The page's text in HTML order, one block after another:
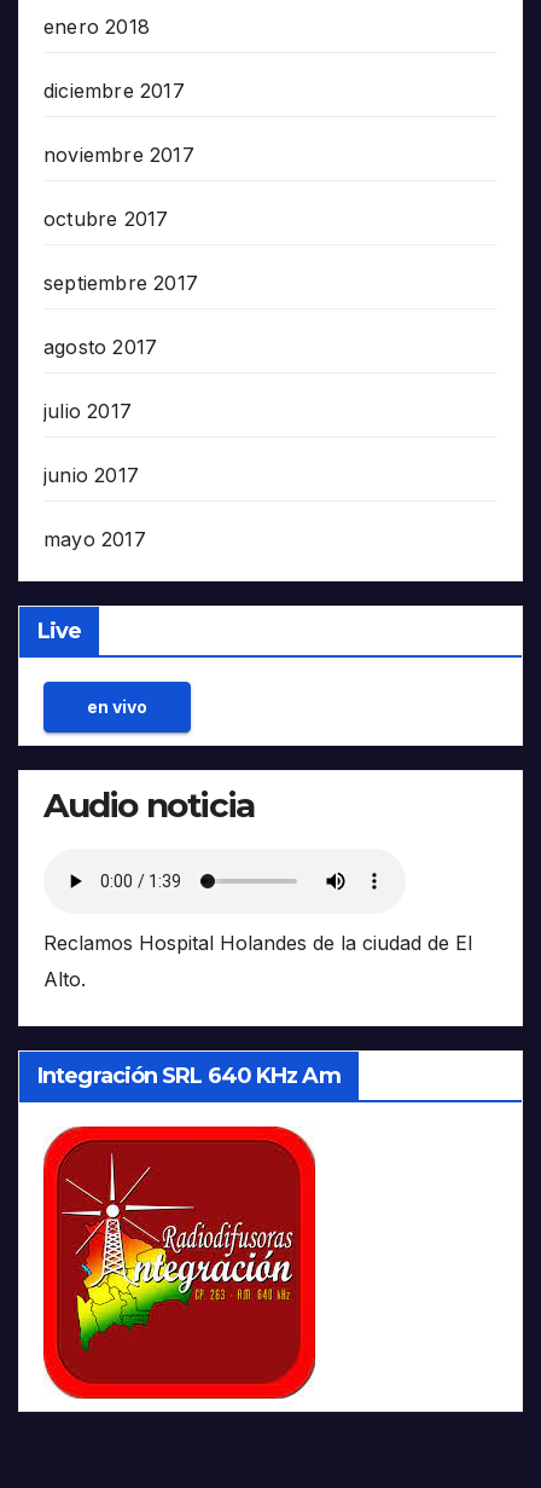
enero 2018
diciembre 2017
noviembre 2017
octubre 2017
septiembre 2017
agosto 2017
julio 2017
junio 2017
mayo 2017
Live
en vivo
Audio noticia
Reclamos Hospital Holandes de la ciudad de El
Alto.
Integración SRL 640 KHz Am